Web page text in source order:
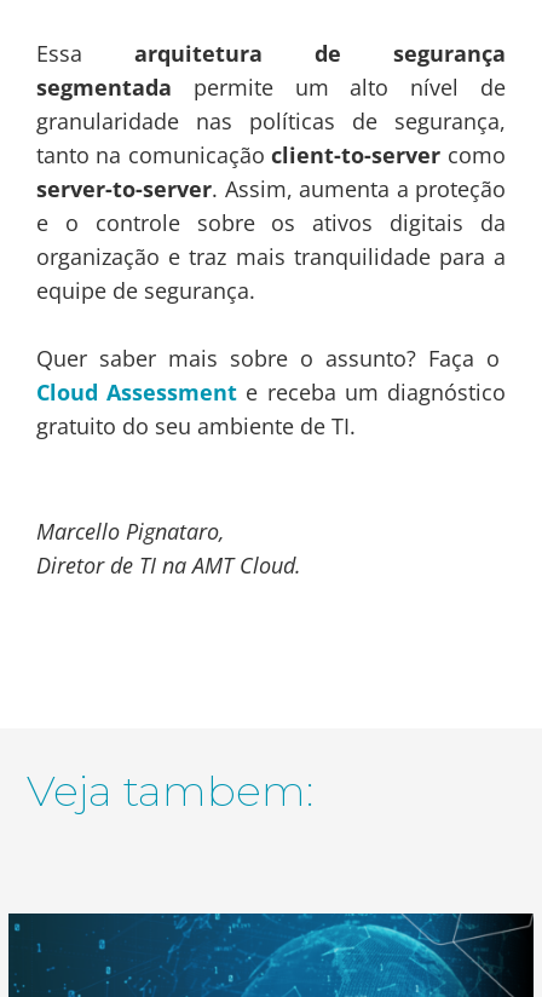
Essa arquitetura de segurança
segmentada permite um alto nível de
granularidade nas políticas de segurança,
tanto na comunicação client-to-server como
server-to-server. Assim, aumenta a proteção
e o controle sobre os ativos digitais da
organização e traz mais tranquilidade para a
equipe de segurança.
Quer saber mais sobre o assunto? Faça o
Cloud Assessment e receba um diagnóstico
gratuito do seu ambiente de TI.
Marcello Pignataro,
Diretor de TI na AMT Cloud.
Veja tambem: